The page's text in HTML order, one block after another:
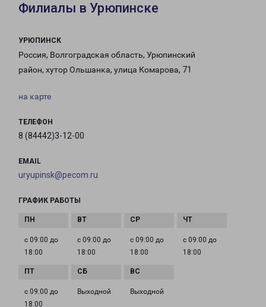
Филиалы в Урюпинске
УРЮПИНСК
Россия, Волгоградская область, Урюпинский
район, хутор Ольшанка, улица Комарова, 71
на карте
ТЕЛЕФОН
8 (84442)3-12-00
EMAIL
uryupinsk@pecom.ru
ГРАФИК РАБОТЫ
с 09:00 до
18:00
с 09:00 до
18:00
с 09:00 до
18:00
с 09:00 до
18:00
с 09:00 до
18:00
Выходной Выходной